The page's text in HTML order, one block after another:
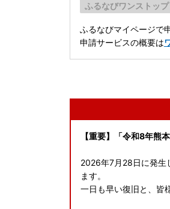
ふるなびワンストッ
ふるなびマイページで
申請サービスの概要は
【重要】「令和8年熊
2026年7月28日に発生
ます。
一日も早い復旧と、皆